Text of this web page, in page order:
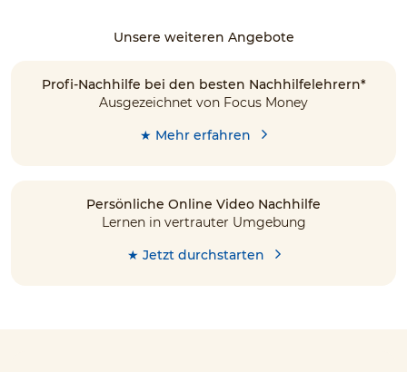
Unsere weiteren Angebote
Profi-Nachhilfe bei den besten Nachhilfelehrern*
Ausgezeichnet von Focus Money
★ Mehr erfahren
Persönliche Online Video Nachhilfe
Lernen in vertrauter Umgebung
★ Jetzt durchstarten